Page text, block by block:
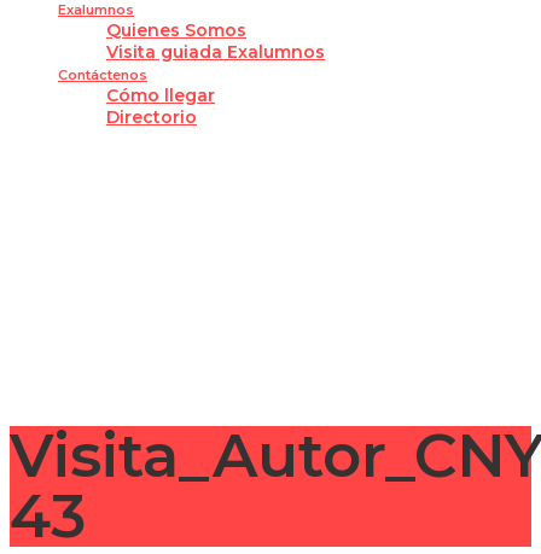
Exalumnos
Quienes Somos
Visita guiada Exalumnos
Contáctenos
Cómo llegar
Directorio
43